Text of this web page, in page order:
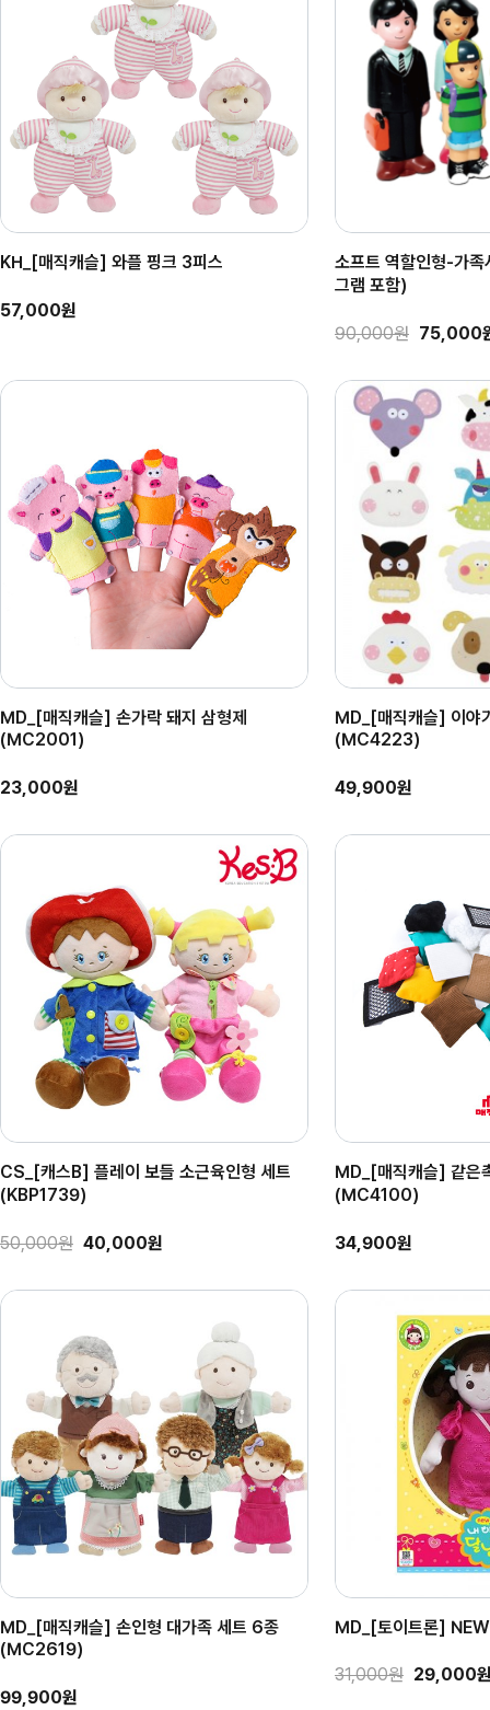
KH_[매직캐슬] 와플 핑크 3피스
57,000원
소프트 역할인형-가
그램 포함)
90,000원 75,000
MD_[매직캐슬] 손가락 돼지 삼형제
(MC2001)
23,000원
MD_[매직캐슬] 이야
(MC4223)
49,900원
CS_[캐스B] 플레이 보들 소근육인형 세트
(KBP1739)
50,000원 40,000원
MD_[매직캐슬] 같
(MC4100)
34,900원
MD_[매직캐슬] 손인형 대가족 세트 6종
(MC2619)
99,900원
MD_[토이트론]
31,000원 29,000